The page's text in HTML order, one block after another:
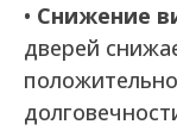
• Снижение
дверей